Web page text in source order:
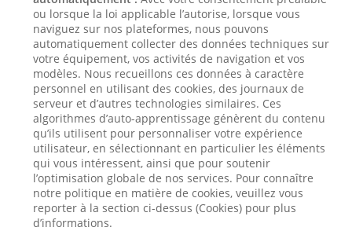
ou lorsque la loi applicable l’autorise, lorsque vous
naviguez sur nos plateformes, nous pouvons
automatiquement collecter des données techniques sur
votre équipement, vos activités de navigation et vos
modèles. Nous recueillons ces données à caractère
personnel en utilisant des cookies, des journaux de
serveur et d’autres technologies similaires. Ces
algorithmes d’auto-apprentissage génèrent du contenu
qu’ils utilisent pour personnaliser votre expérience
utilisateur, en sélectionnant en particulier les éléments
qui vous intéressent, ainsi que pour soutenir
l’optimisation globale de nos services. Pour connaître
notre politique en matière de cookies, veuillez vous
reporter à la section ci-dessus (Cookies) pour plus
d’informations.